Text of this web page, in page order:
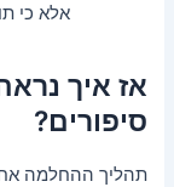
אלא כי
אז איך
סיפורים?
תהליך ההחלמה